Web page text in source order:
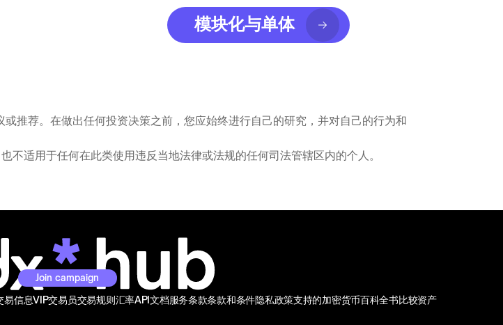
模块化与单体
推荐。在做出任何投资决策之前，您应始终进行自己的研究，并对自己的行为和
适用于任何在此类使用违反当地法律或法规的任何司法管辖区内的个人。
Join campaign
易信息VIP交易员交易规则汇率API文档服务条款条款和条件隐私政策支持的加密货币百科全书比较资产